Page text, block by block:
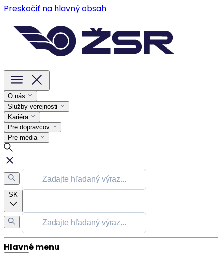
Preskočiť na hlavný obsah
O nás
Služby verejnosti
Kariéra
Pre dopravcov
Pre média
SK
Hlavné menu